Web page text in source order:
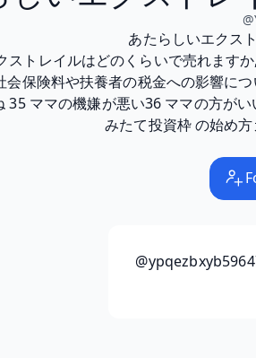
@
あたらしいエクス
ストレイルはどのくらいで売れます
会保険料や扶養者の税金への影響に
35 ママの機嫌が悪い36 ママの方が
みたて投資枠 の始め